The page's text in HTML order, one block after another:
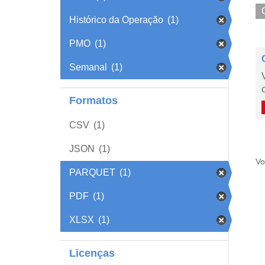
Histórico da Operação (1)
PMO (1)
Semanal (1)
Formatos
CSV (1)
JSON (1)
PARQUET (1)
PDF (1)
XLSX (1)
Licenças